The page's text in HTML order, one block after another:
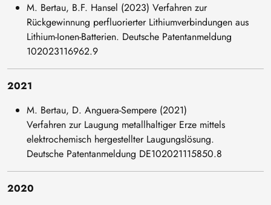
M. Bertau, B.F. Hansel (2023) Verfahren zur
Rückgewinnung perfluorierter Lithiumverbindungen aus
Lithium-Ionen-Batterien. Deutsche Patentanmeldung
102023116962.9
2021
M. Bertau, D. Anguera-Sempere (2021)
Verfahren zur Laugung metallhaltiger Erze mittels
elektrochemisch hergestellter Laugungslösung.
Deutsche Patentanmeldung DE102021115850.8
2020